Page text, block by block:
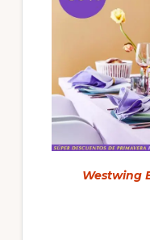
Westwing